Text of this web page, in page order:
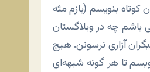
بنویسم (بازم مثه
باشم چه در وبلاگستان
آزاری نرسونن. هیچ
تا هر گونه شبهه‌ای